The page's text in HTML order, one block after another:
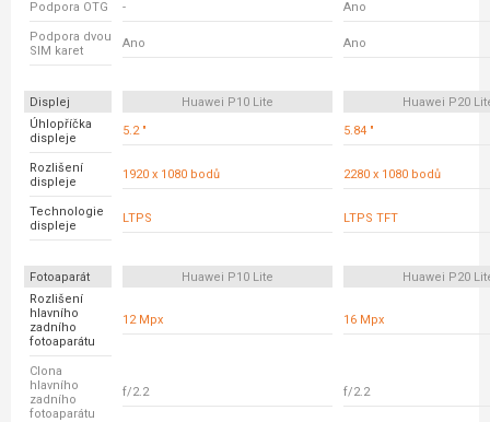
Podpora OTG - Ano
Podpora dvou
SIM karet
Ano Ano
Displej Huawei P10 Lite
Huawei P20
Úhlopříčka
displeje
5.2 " 5.84 "
Rozlišení
displeje
1920 x 1080 bodů 2280 x 1080 bodů
Technologie
displeje
LTPS LTPS TFT
Fotoaparát Huawei P10 Lite
Huawei P20
Rozlišení
hlavního
zadního
fotoaparátu
12 Mpx 16 Mpx
Clona
hlavního
zadního
fotoaparátu
f/2.2 f/2.2